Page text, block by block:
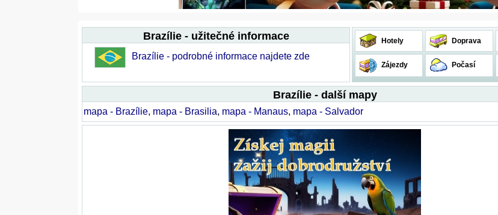
Brazílie - užitečné informace
Brazílie - podrobné informace najdete zde
Hotely Doprava
Zájezdy Počasí
Brazílie - další mapy
mapa - Brazílie, mapa - Brasilia, mapa - Manaus, mapa - Salvador